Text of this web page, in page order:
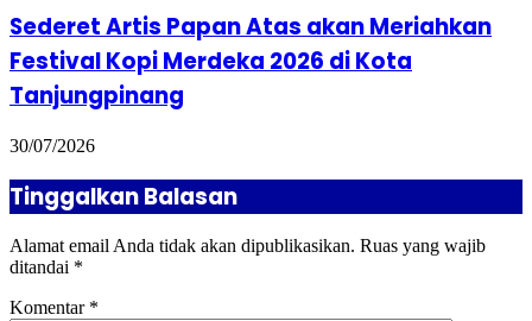
Sederet Artis Papan Atas akan Meriahkan
Festival Kopi Merdeka 2026 di Kota
Tanjungpinang
30/07/2026
Tinggalkan Balasan
Alamat email Anda tidak akan dipublikasikan. Ruas yang wajib
ditandai *
Komentar *